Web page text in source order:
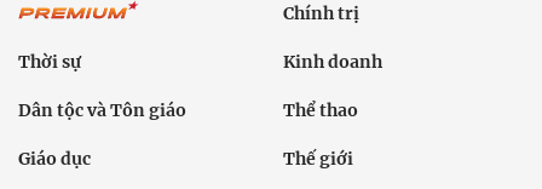
Chính trị
Thời sự Kinh doanh
Dân tộc và Tôn giáo Thể thao
Giáo dục Thế giới